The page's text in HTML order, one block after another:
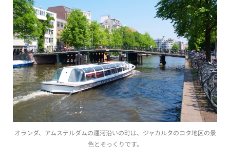
オランダ、アムステルダムの運河沿いの町は、ジャカルタのコタ地区の景
色とそっくりです。